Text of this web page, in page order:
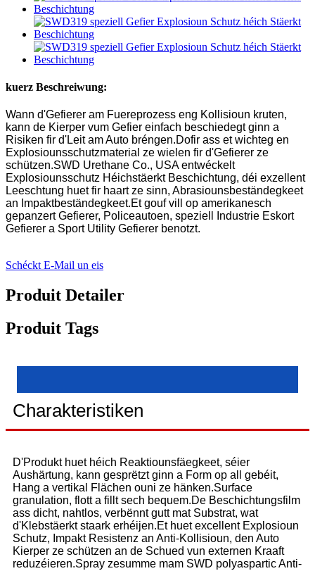
kuerz Beschreiwung:
Wann d'Gefierer am Fuereprozess eng Kollisioun kruten,
kann de Kierper vum Gefier einfach beschiedegt ginn a
Risiken fir d'Leit am Auto bréngen.Dofir ass et wichteg en
Explosiounsschutzmaterial ze wielen fir d'Gefierer ze
schützen.SWD Urethane Co., USA entwéckelt
Explosiounsschutz Héichstäerkt Beschichtung, déi exzellent
Leeschtung huet fir haart ze sinn, Abrasiounsbeständegkeet
an Impaktbeständegkeet.Et gouf vill op amerikanesch
gepanzert Gefierer, Policeautoen, speziell Industrie Eskort
Gefierer a Sport Utility Gefierer benotzt.
Schéckt E-Mail un eis
Produit Detailer
Produit Tags
Charakteristiken
D'Produkt huet héich Reaktiounsfäegkeet, séier
Aushärtung, kann gesprëtzt ginn a Form op all gebéit,
Hang a vertikal Flächen ouni ze hänken.Surface
granulation, flott a fillt sech bequem.De Beschichtungsfilm
ass dicht, nahtlos, verbënnt gutt mat Substrat, wat
d'Klebstäerkt staark erhéijen.Et huet excellent Explosioun
Schutz, Impakt Resistenz an Anti-Kollisioun, den Auto
Kierper ze schützen an de Schued vun externen Kraaft
reduzéieren.Spray zesumme mam SWD polyaspartic Anti-